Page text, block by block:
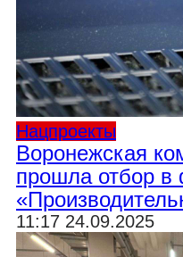
Нацпроекты
Воронежская
прошла отбор в
11:17 24.09.2025